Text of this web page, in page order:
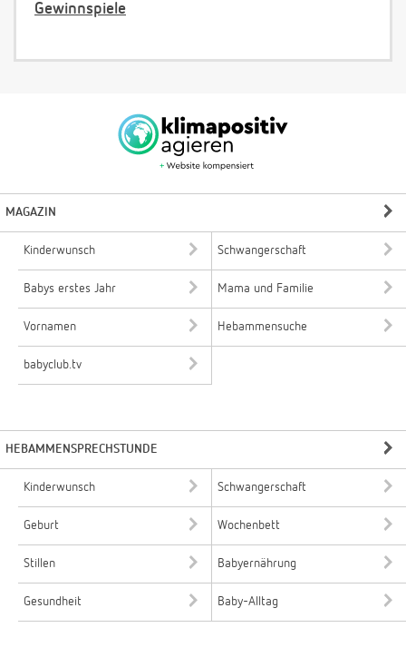
Gewinnspiele
MAGAZIN
Kinderwunsch Schwangerschaft
Babys erstes Jahr Mama und Familie
Vornamen Hebammensuche
babyclub.tv
HEBAMMENSPRECHSTUNDE
Kinderwunsch Schwangerschaft
Geburt Wochenbett
Stillen Babyernährung
Gesundheit Baby-Alltag